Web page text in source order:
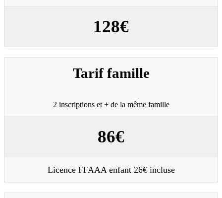
128€
Tarif famille
2 inscriptions et + de la même famille
86€
Licence FFAAA enfant 26€ incluse